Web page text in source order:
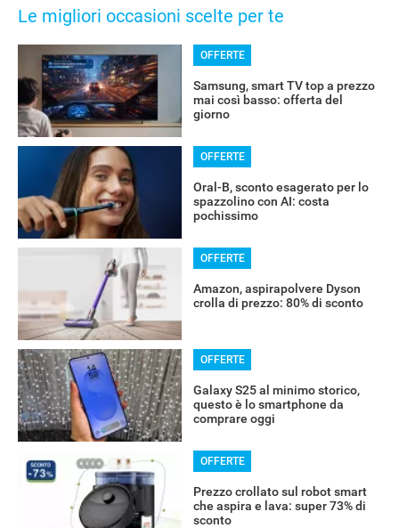
Le migliori occasioni scelte per te
OFFERTE
Samsung, smart TV top a prezzo
mai così basso: offerta del
giorno
OFFERTE
Oral-B, sconto esagerato per lo
spazzolino con AI: costa
pochissimo
OFFERTE
Amazon, aspirapolvere Dyson
crolla di prezzo: 80% di sconto
OFFERTE
Galaxy S25 al minimo storico,
questo è lo smartphone da
comprare oggi
OFFERTE
Prezzo crollato sul robot smart
che aspira e lava: super 73% di
sconto